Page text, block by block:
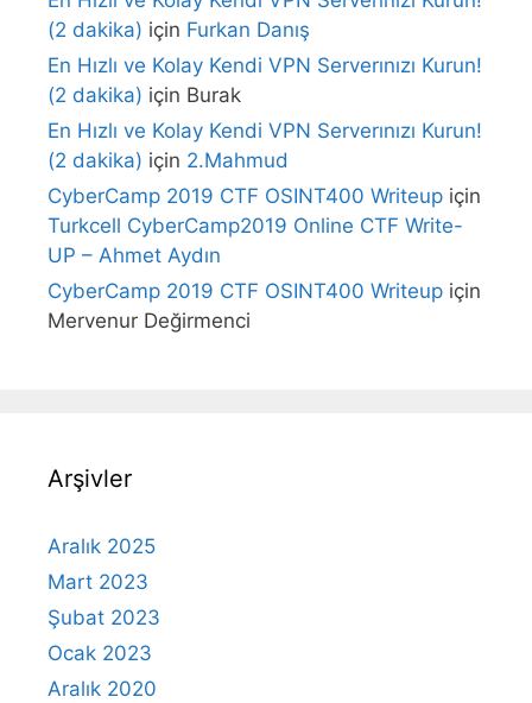
(2 dakika) için Furkan Danış
En Hızlı ve Kolay Kendi VPN Serverınızı Kurun!
(2 dakika) için Burak
En Hızlı ve Kolay Kendi VPN Serverınızı Kurun!
(2 dakika) için 2.Mahmud
CyberCamp 2019 CTF OSINT400 Writeup için
Turkcell CyberCamp2019 Online CTF Write-
UP – Ahmet Aydın
CyberCamp 2019 CTF OSINT400 Writeup için
Mervenur Değirmenci
Arşivler
Aralık 2025
Mart 2023
Şubat 2023
Ocak 2023
Aralık 2020